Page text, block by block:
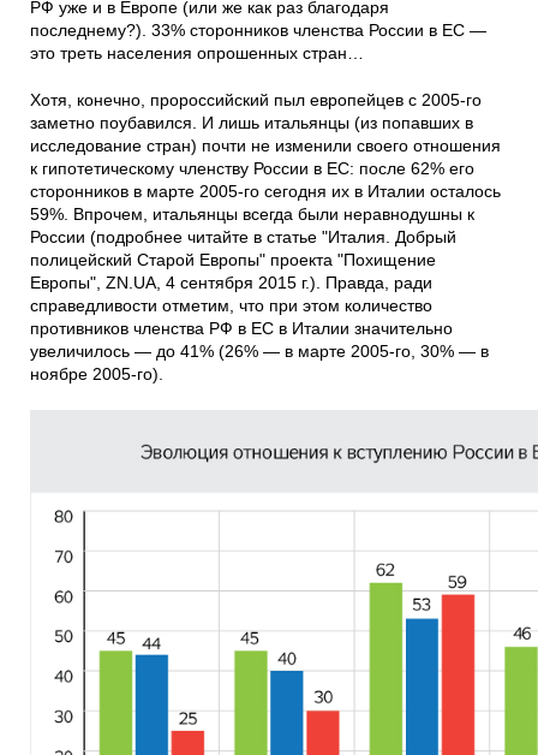
РФ уже и в Европе (или же как раз благодаря
последнему?). 33% сторонников членства России в ЕС —
это треть населения опрошенных стран…
Хотя, конечно, пророссийский пыл европейцев с 2005-го
заметно поубавился. И лишь итальянцы (из попавших в
исследование стран) почти не изменили своего отношения
к гипотетическому членству России в ЕС: после 62% его
сторонников в марте 2005-го сегодня их в Италии осталось
59%. Впрочем, итальянцы всегда были неравнодушны к
России (подробнее читайте в статье "Италия. Добрый
полицейский Старой Европы" проекта "Похищение
Европы", ZN.UA, 4 сентября 2015 г.). Правда, ради
справедливости отметим, что при этом количество
противников членства РФ в ЕС в Италии значительно
увеличилось — до 41% (26% — в марте 2005-го, 30% — в
ноябре 2005-го).